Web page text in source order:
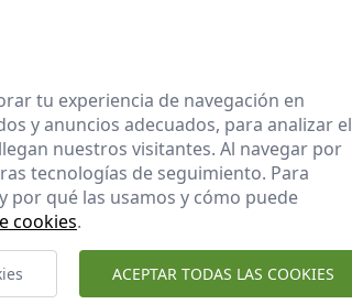
Luis Chávez y
Cano,
el ritmo del baile.
espectáculo. El
y dar
tu experiencia de navegación en
y anuncios adecuados, para analizar el
nuestros visitantes. Al navegar por
tecnologías de seguimiento. Para
por qué las usamos y cómo puede
cookies.
ACEPTAR TODAS LAS COOKIES